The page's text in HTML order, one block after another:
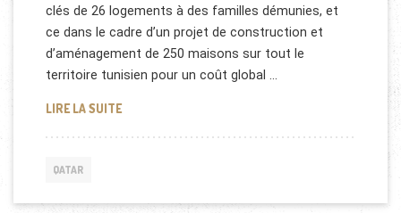
clés de 26 logements à des familles démunies, et
ce dans le cadre d’un projet de construction et
d’aménagement de 250 maisons sur tout le
territoire tunisien pour un coût global …
LIRE LA SUITEQATAR CHARITY EN TUNISIE
QATAR